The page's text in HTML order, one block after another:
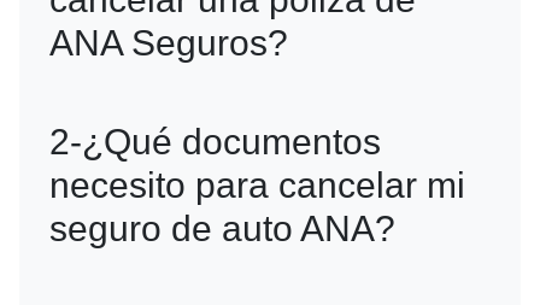
ANA Seguros?
problemas económicos, inconformidad
con el servicio, no querer renovar el
contrato, o situaciones como la pérdida
2-¿Qué documentos
necesito para cancelar mi
seguro de auto ANA?